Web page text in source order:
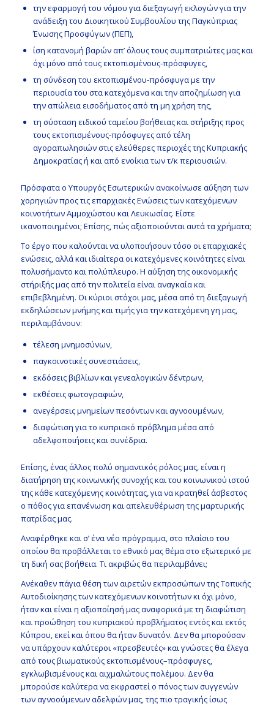
την εφαρμογή του νόμου για διεξαγωγή εκλογών για την
ανάδειξη του Διοικητικού Συμβουλίου της Παγκύπριας
Ένωσης Προσφύγων (ΠΕΠ),
ίση κατανομή βαρών απ’ όλους τους συμπατριώτες μας και
όχι μόνο από τους εκτοπισμένους-πρόσφυγες,
τη σύνδεση του εκτοπισμένου-πρόσφυγα με την
περιουσία του στα κατεχόμενα και την αποζημίωση για
την απώλεια εισοδήματος από τη μη χρήση της,
τη σύσταση ειδικού ταμείου βοήθειας και στήριξης προς
τους εκτοπισμένους-πρόσφυγες από τέλη
αγοραπωλησιών στις ελεύθερες περιοχές της Κυπριακής
Δημοκρατίας ή και από ενοίκια των τ/κ περιουσιών.
Πρόσφατα ο Υπουργός Εσωτερικών ανακοίνωσε αύξηση των
χορηγιών προς τις επαρχιακές Ενώσεις των κατεχόμενων
κοινοτήτων Αμμοχώστου και Λευκωσίας. Είστε
ικανοποιημένοι; Επίσης, πώς αξιοποιούνται αυτά τα χρήματα;
Το έργο που καλούνται να υλοποιήσουν τόσο οι επαρχιακές
ενώσεις, αλλά και ιδιαίτερα οι κατεχόμενες κοινότητες είναι
πολυσήμαντο και πολύπλευρο. Η αύξηση της οικονομικής
στήριξής μας από την πολιτεία είναι αναγκαία και
επιβεβλημένη. Οι κύριοι στόχοι μας, μέσα από τη διεξαγωγή
εκδηλώσεων μνήμης και τιμής για την κατεχόμενη γη μας,
περιλαμβάνουν:
τέλεση μνημοσύνων,
παγκοινοτικές συνεστιάσεις,
εκδόσεις βιβλίων και γενεαλογικών δέντρων,
εκθέσεις φωτογραφιών,
ανεγέρσεις μνημείων πεσόντων και αγνοουμένων,
διαφώτιση για το κυπριακό πρόβλημα μέσα από
αδελφοποιήσεις και συνέδρια.
Επίσης, ένας άλλος πολύ σημαντικός ρόλος μας, είναι η
διατήρηση της κοινωνικής συνοχής και του κοινωνικού ιστού
της κάθε κατεχόμενης κοινότητας, για να κρατηθεί άσβεστος
ο πόθος για επανένωση και απελευθέρωση της μαρτυρικής
πατρίδας μας.
Αναφέρθηκε και σ’ ένα νέο πρόγραμμα, στο πλαίσιο του
οποίου θα προβάλλεται το εθνικό μας θέμα στο εξωτερικό με
τη δική σας βοήθεια. Τι ακριβώς θα περιλαμβάνει;
Ανέκαθεν πάγια θέση των αιρετών εκπροσώπων της Τοπικής
Αυτοδιοίκησης των κατεχόμενων κοινοτήτων κι όχι μόνο,
ήταν και είναι η αξιοποίησή μας αναφορικά με τη διαφώτιση
και προώθηση του κυπριακού προβλήματος εντός και εκτός
Κύπρου, εκεί και όπου θα ήταν δυνατόν. Δεν θα μπορούσαν
να υπάρχουν καλύτεροι «πρεσβευτές» και γνώστες θα έλεγα
από τους βιωματικούς εκτοπισμένους–πρόσφυγες,
εγκλωβισμένους και αιχμαλώτους πολέμου. Δεν θα
μπορούσε καλύτερα να εκφραστεί ο πόνος των συγγενών
των αγνοούμενων αδελφών μας, της πιο τραγικής ίσως